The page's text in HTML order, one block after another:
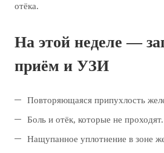
отёка.
На этой неделе —
приём и УЗИ
Повторяющаяся припухлость
Боль и отёк, которые не проходят.
Нащупанное уплотнение в зоне